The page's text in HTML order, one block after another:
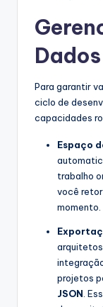
Para garantir
ciclo de
capacidades
Espaço
trabalho
você
momento.
arquitetos
projetos
JSON .